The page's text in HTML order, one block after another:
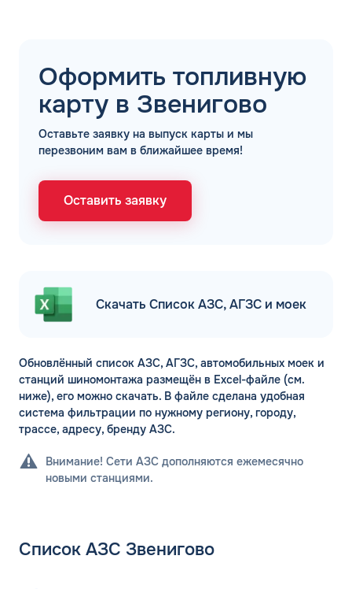
Оформить топливную
карту в Звенигово
Оставьте заявку на выпуск карты и мы
перезвоним вам в ближайшее время!
Оставить заявку
Скачать Список АЗС, АГЗС и моек
Обновлённый список АЗС, АГЗС, автомобильных моек и
станций шиномонтажа размещён в Excel-файле (см.
ниже), его можно скачать. В файле сделана удобная
система фильтрации по нужному региону, городу,
трассе, адресу, бренду АЗС.
Внимание! Сети АЗС дополняются ежемесячно
новыми станциями.
Список АЗС Звенигово